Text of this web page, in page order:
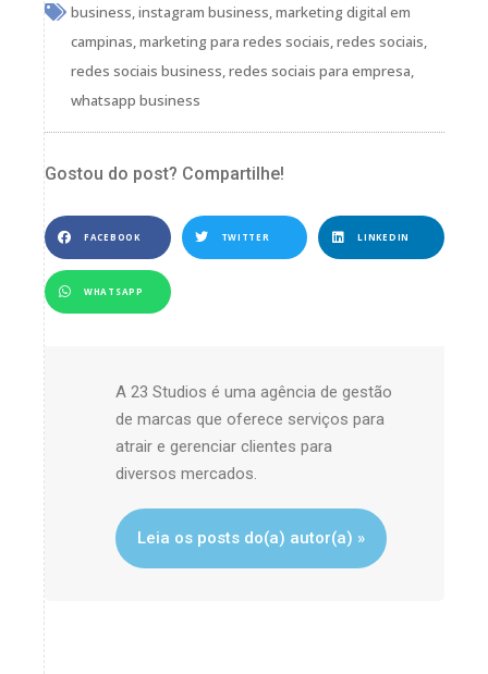
business instagram business marketing digital em
campinas marketing para redes sociais redes sociais
redes sociais business redes sociais para empresa
whatsapp business
Gostou do post? Compartilhe!
FACEBOOK TWITTER LINKEDIN
WHATSAPP
A 23 Studios é uma agência de gestão
de marcas que oferece serviços para
atrair e gerenciar clientes para
diversos mercados.
Leia os posts do(a) autor(a) »